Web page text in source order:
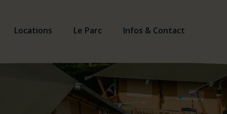
Locations Le Parc Infos & Contact